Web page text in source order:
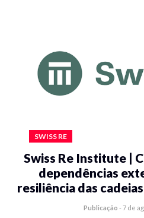
SWISS RE
Swiss Re Institute |
dependências
resiliência das
Publicação - 7 de